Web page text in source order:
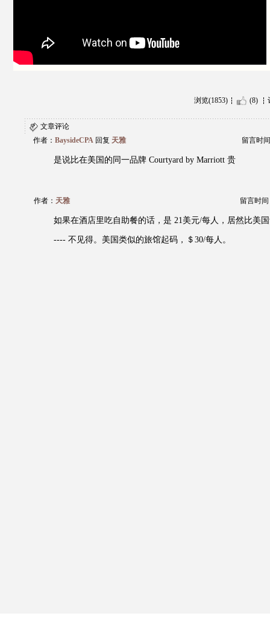
浏览(1853) (8)
文章评论
作者： BaysideCPA 回复 天雅 留言时
是说比在美国的同一品牌 Courtyard by Marriott 贵
作者： 天雅 留言时间
如果在酒店里吃自助餐的话，是 21美元/每人，居然比美
---- 不见得。美国类似的旅馆起码，＄30/每人。